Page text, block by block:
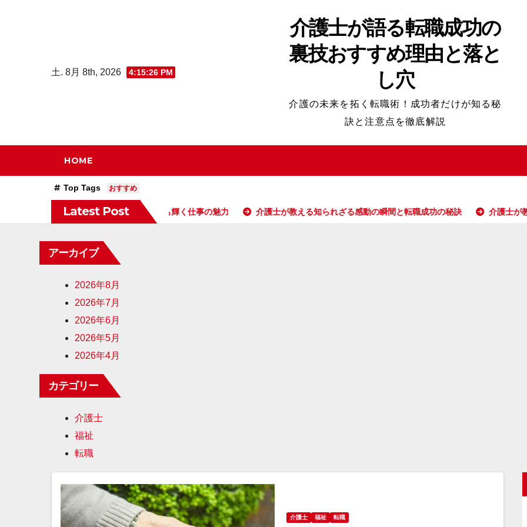
土. 8月 8th, 2026 4:15:27 PM
介護士が語る転職成功の
裏技おすすめ理由と落と
し穴
介護の未来を拓く転職術！成功者だけが知る秘
訣と注意点を徹底解説
HOME
Top Tags おすすめ
Latest Post
介護士の真実心と体力どちらも輝く仕事の魅力 介護士が教える知られざる感動の瞬間と転職成功の秘訣 介護士が教える転職成
アーカイブ
2026年8月
2026年7月
2026年6月
2026年5月
2026年4月
カテゴリー
介護士
福祉
転職
介護士 福祉 転職